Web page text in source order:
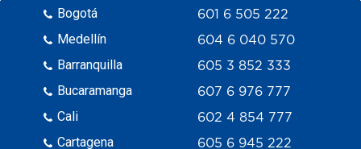
Bogotá
Medellín
Barranquilla
Bucaramanga
Cali
Cartagena
601 6 505 222
604 6 040 570
605 3 852 333
607 6 976 777
602 4 854 777
605 6 945 222